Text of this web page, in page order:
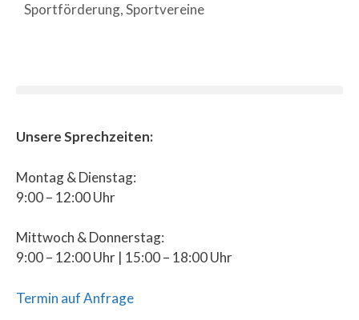
Sportförderung,Sportvereine
Unsere Sprechzeiten:
Montag & Dienstag:
9:00 – 12:00 Uhr
Mittwoch & Donnerstag:
9:00 – 12:00 Uhr | 15:00 – 18:00 Uhr
Termin auf Anfrage